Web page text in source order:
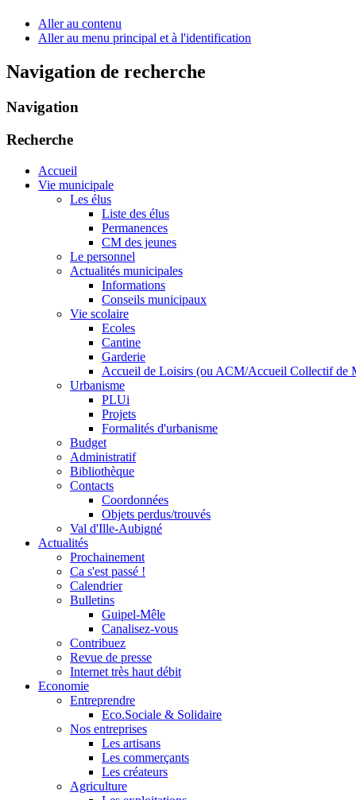
Aller au contenu
Aller au menu principal et à l'identification
Navigation de recherche
Navigation
Recherche
Accueil
Vie municipale
Les élus
Liste des élus
Permanences
CM des jeunes
Le personnel
Actualités municipales
Informations
Conseils municipaux
Vie scolaire
Ecoles
Cantine
Garderie
Accueil de Loisirs (ou ACM/Accueil Collectif de
Urbanisme
PLUi
Projets
Formalités d'urbanisme
Budget
Administratif
Bibliothèque
Contacts
Coordonnées
Objets perdus/trouvés
Val d'Ille-Aubigné
Actualités
Prochainement
Ca s'est passé !
Calendrier
Bulletins
Guipel-Mêle
Canalisez-vous
Contribuez
Revue de presse
Internet très haut débit
Economie
Entreprendre
Eco.Sociale & Solidaire
Nos entreprises
Les artisans
Les commerçants
Les créateurs
Agriculture